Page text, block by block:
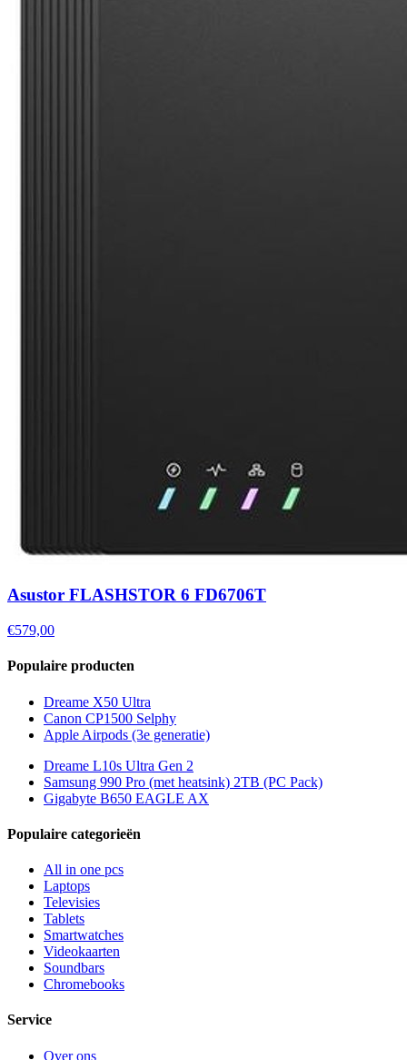
Asustor FLASHSTOR 6 FD6706T
€579,00
Populaire producten
Dreame X50 Ultra
Canon CP1500 Selphy
Apple Airpods (3e generatie)
Dreame L10s Ultra Gen 2
Samsung 990 Pro (met heatsink) 2TB (PC Pack)
Gigabyte B650 EAGLE AX
Populaire categorieën
All in one pcs
Laptops
Televisies
Tablets
Smartwatches
Videokaarten
Soundbars
Chromebooks
Service
Over ons